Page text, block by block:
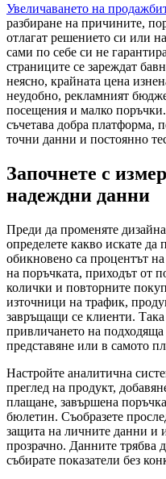
Увеличаването на
разбиране на причините,
отлагат решението си или
сами по себе си не
страниците се зареждат
неясно, крайната цена
неудобно, рекламният
посещения и малко
съчетава добра платформа,
точни данни и постоянно
Започнете с
надеждни данни
Преди да променяте
определете какво искате
обикновено са процентът
на поръчката, приходът от
колички и повторните
източници на трафик,
завръщащи се клиенти.
привличането на
представяне или в самото
Настройте аналитична
преглед на продукт,
плащане, завършена
бюлетин. Съобразете
защита на личните данни и
прозрачно. Данните трябва
събирате показатели без